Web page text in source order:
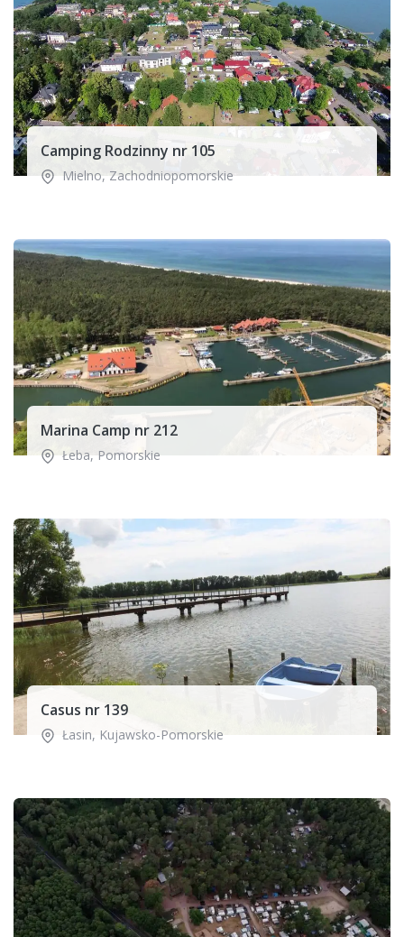
Camping Rodzinny nr 105
Mielno,Zachodniopomorskie
Marina Camp nr 212
Łeba,Pomorskie
Casus nr 139
Łasin, Kujawsko-Pomorskie